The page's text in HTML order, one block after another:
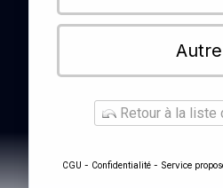
Autre
Retour à la liste
CGU - Confidentialité - Service